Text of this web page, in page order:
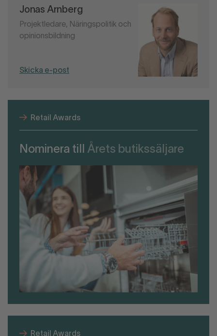
Jonas Arnberg
Projektledare, Näringspolitik och
opinionsbildning
Skicka e-post
Retail Awards
Nominera till Årets butikssäljare
Retail Awards